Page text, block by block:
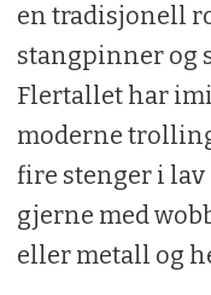
en tradisjonell
stangpinner og
Flertallet har
moderne
fire stenger i lav
gjerne med
eller metall og